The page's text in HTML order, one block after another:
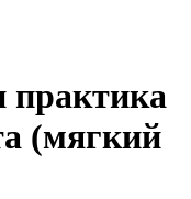
практика
(мягкий